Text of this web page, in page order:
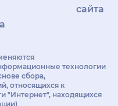
сайта
технологии
сбора,
относящихся к
"Интернет", находящихся